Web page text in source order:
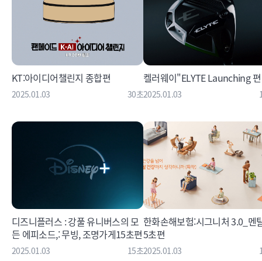
KT:아이디어챌린지 종합편
2025.01.03 30초
켈러웨이"ELYTE Launching 편
2025.01.03
디즈니플러스 : 강풀 유니버스의 모
든 에피소드,: 무빙, 조명가게15초편
2025.01.03 15초
한화손해보험:시그니처 3.0_멘
5초편
2025.01.03